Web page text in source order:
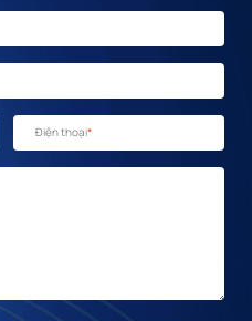
Điện thoại*